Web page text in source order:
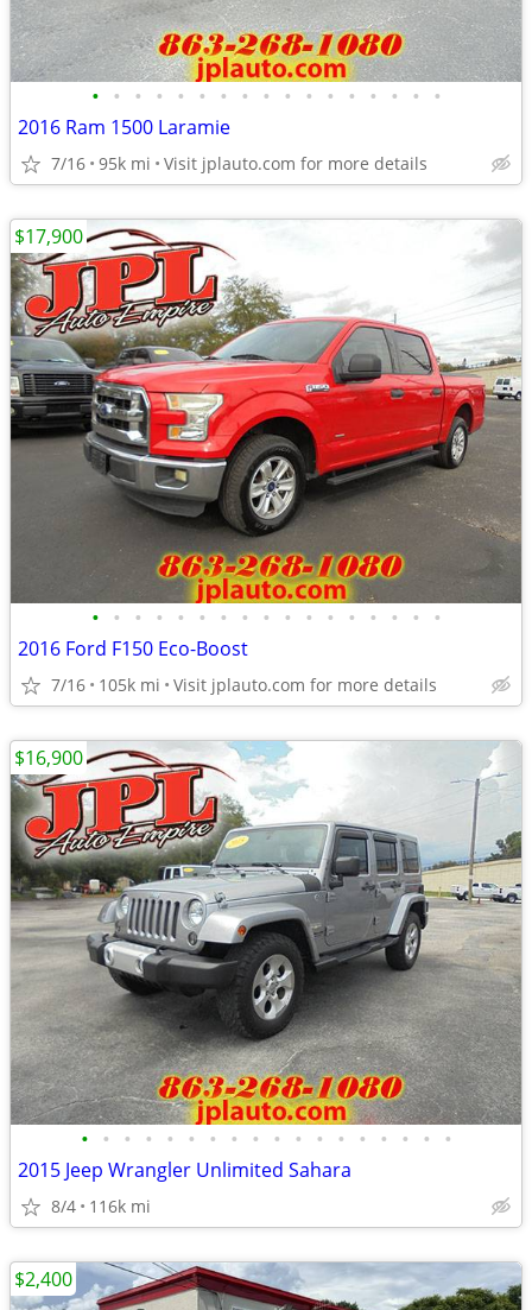
• • • • • • • • • • • • • • • • •
2016 Ram 1500 Laramie
7/16 95k mi Visit jplauto.com for more details
• • • • • • • • • • • • • • • • •
2016 Ford F150 Eco-Boost
7/16 105k mi Visit jplauto.com for more details
$17,900
• • • • • • • • • • • • • • • • • •
2015 Jeep Wrangler Unlimited Sahara
8/4 116k mi
$16,900
$2,400